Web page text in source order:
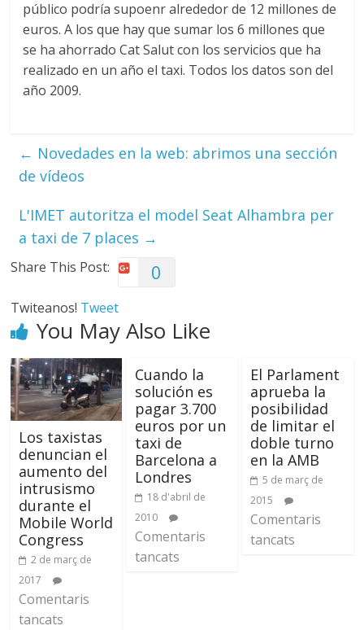
público podría supoenr alrededor de 12 millones de
euros. A los que hay que sumar los 6 millones que
se ha ahorrado Cat Salut con los servicios que ha
realizado en un año el taxi. Todos los datos son del
año 2009.
← Novedades en la web: abrimos una sección
de vídeos
L'IMET autoritza el model Seat Alhambra per
a taxi de 7 places →
Share This Post: 0
Twiteanos! Tweet
You May Also Like
Los taxistas
denuncian el
aumento del
intrusismo
durante el
Mobile World
Congress
2 de març de
2017
Comentaris
tancats
Cuando la
solución es
pagar 3.700
euros por un
taxi de
Barcelona a
Londres
18 d'abril de
2010
Comentaris
tancats
El Parlament
aprueba la
posibilidad
de limitar el
doble turno
en la AMB
5 de març de
2015
Comentaris
tancats